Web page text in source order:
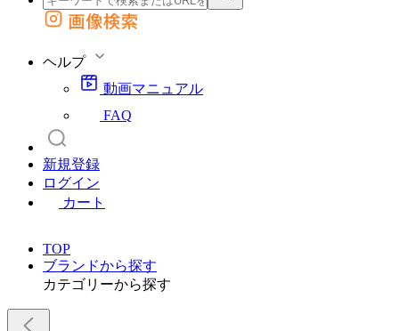
外部サイトの商品をカートに追加
画像検索
ヘルプ
動画マニュアル
FAQ
新規登録
ログイン
カート
TOP
ブランドから探す
カテゴリーから探す